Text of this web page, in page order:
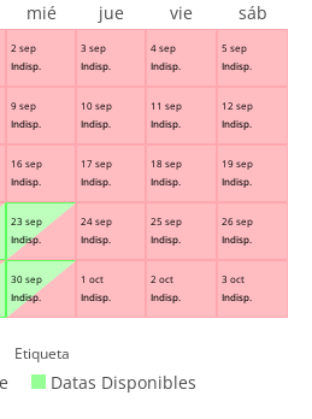
2 sep
Indisp.
3 sep
Indisp.
4 sep
Indisp.
5 sep
Indisp.
9 sep
Indisp.
10 sep
Indisp.
11 sep
Indisp.
12 sep
Indisp.
16 sep
Indisp.
17 sep
Indisp.
18 sep
Indisp.
19 sep
Indisp.
23 sep
Indisp.
24 sep
Indisp.
25 sep
Indisp.
26 sep
Indisp.
30 sep
Indisp.
1 oct
Indisp.
2 oct
Indisp.
3 oct
Indisp.
mié jue vie sáb
Etiqueta
Datas Disponibles